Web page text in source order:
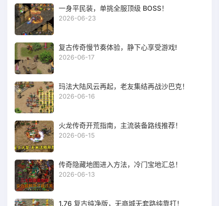
一身平民装，单挑全服顶级 BOSS！
2026-06-23
复古传奇慢节奏体验，静下心享受游戏!
2026-06-17
玛法大陆风云再起，老友集结再战沙巴克！
2026-06-16
火龙传奇开荒指南，主流装备路线推荐！
2026-06-15
传奇隐藏地图进入方法，冷门宝地汇总！
2026-06-13
1.76 复古纯净版，无商城无套路纯靠打！